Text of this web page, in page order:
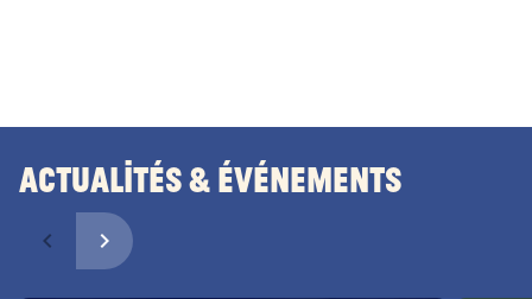
Actualités & Événements
navigate_before navigate_next